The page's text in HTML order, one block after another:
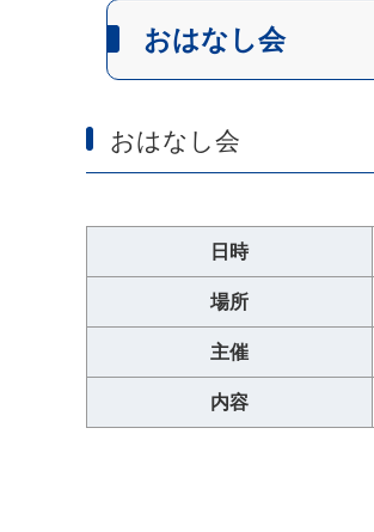
おはなし会
おはなし会
日時
場所
主催
内容